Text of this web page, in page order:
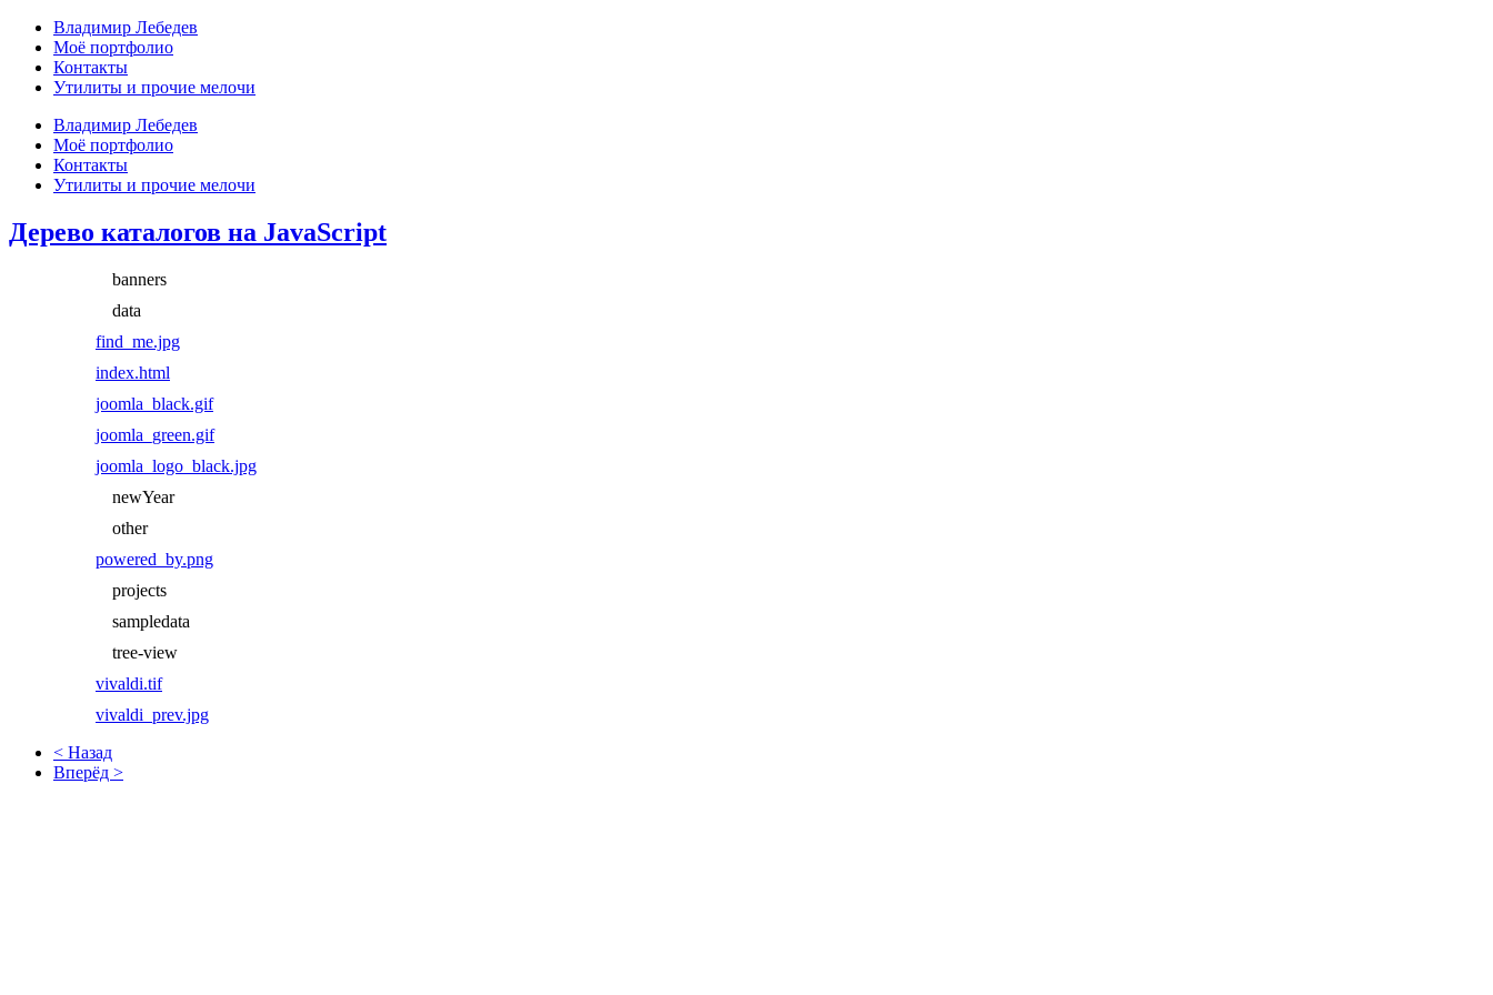
Владимир Лебедев
Моё портфолио
Контакты
Утилиты и прочие мелочи
Владимир Лебедев
Моё портфолио
Контакты
Утилиты и прочие мелочи
Дерево каталогов на JavaScript
banners
data
find_me.jpg
index.html
joomla_black.gif
joomla_green.gif
joomla_logo_black.jpg
newYear
other
powered_by.png
projects
sampledata
tree-view
vivaldi.tif
vivaldi_prev.jpg
< Назад
Вперёд >